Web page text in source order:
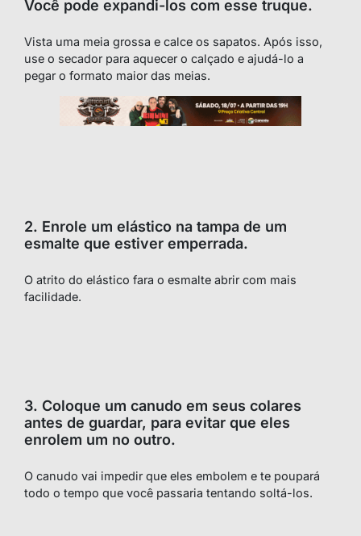
Você pode expandi-los com esse truque.
Vista uma meia grossa e calce os sapatos. Após isso,
use o secador para aquecer o calçado e ajudá-lo a
pegar o formato maior das meias.
2. Enrole um elástico na tampa de um
esmalte que estiver emperrada.
O atrito do elástico fara o esmalte abrir com mais
facilidade.
3. Coloque um canudo em seus colares
antes de guardar, para evitar que eles
enrolem um no outro.
O canudo vai impedir que eles embolem e te poupará
todo o tempo que você passaria tentando soltá-los.